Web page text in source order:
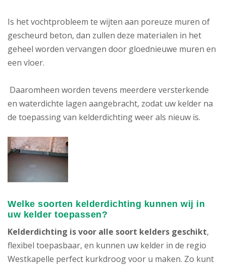
Is het vochtprobleem te wijten aan poreuze muren of
gescheurd beton, dan zullen deze materialen in het
geheel worden vervangen door gloednieuwe muren en
een vloer.
Daaromheen worden tevens meerdere versterkende
en waterdichte lagen aangebracht, zodat uw kelder na
de toepassing van kelderdichting weer als nieuw is.
Welke soorten kelderdichting kunnen wij in
uw kelder toepassen?
Kelderdichting is voor alle soort kelders geschikt,
flexibel toepasbaar, en kunnen uw kelder in de regio
Westkapelle perfect kurkdroog voor u maken. Zo kunt